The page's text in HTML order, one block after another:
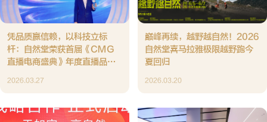
凭品质赢信赖，以科技立标
杆：自然堂荣获首届《CMG
直播电商盛典》年度直播品牌
2026.03.27
巅峰再续，越野越自然！2026
自然堂喜马拉雅极限越野跑今
夏回归
2026.03.20